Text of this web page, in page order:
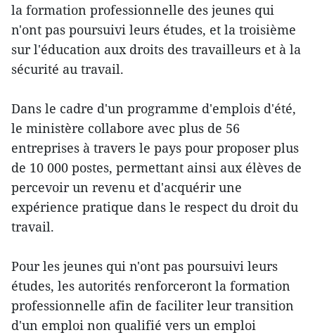
la formation professionnelle des jeunes qui
n'ont pas poursuivi leurs études, et la troisième
sur l'éducation aux droits des travailleurs et à la
sécurité au travail.
Dans le cadre d'un programme d'emplois d'été,
le ministère collabore avec plus de 56
entreprises à travers le pays pour proposer plus
de 10 000 postes, permettant ainsi aux élèves de
percevoir un revenu et d'acquérir une
expérience pratique dans le respect du droit du
travail.
Pour les jeunes qui n'ont pas poursuivi leurs
études, les autorités renforceront la formation
professionnelle afin de faciliter leur transition
d'un emploi non qualifié vers un emploi